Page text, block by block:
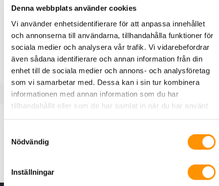
Denna webbplats använder cookies
Vi använder enhetsidentifierare för att anpassa innehållet
och annonserna till användarna, tillhandahålla funktioner för
sociala medier och analysera vår trafik. Vi vidarebefordrar
även sådana identifierare och annan information från din
enhet till de sociala medier och annons- och analysföretag
som vi samarbetar med. Dessa kan i sin tur kombinera
informationen med annan information som du har
tillhandahållit eller som de har samlat in när du har använt
Nödvändig
Inställningar
1000M SFP BiDi LX, 20 km,
Tx1490/Rx1310 nm, DDM, LC Simplex,
SM
1000M SFP BiDi LX, 20 km, Tx1490/Rx1310 nm, DDM, LC
Simplex, Singlemode
1000M SFP BiDi LX, 20 km, Tx1490/Rx1310 nm, DDM, LC